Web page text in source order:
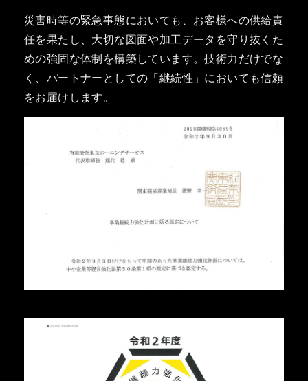
災害時等の緊急事態においても、お客様への供給責
任を果たし、大切な図面や加工データを守り抜くた
めの強固な体制を構築しています。技術力だけでな
く、パートナーとしての「継続性」においても信頼
をお届けします。